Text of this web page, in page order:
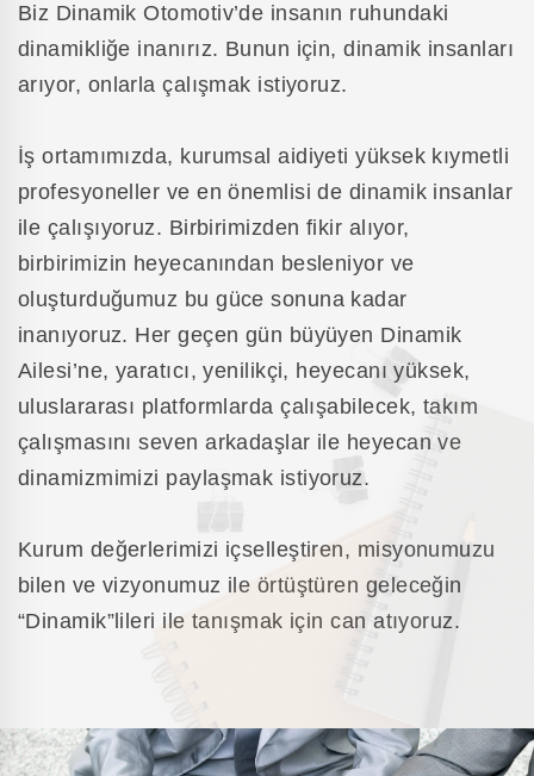
Biz Dinamik Otomotiv’de insanın ruhundaki
dinamikliğe inanırız. Bunun için, dinamik insanları
arıyor, onlarla çalışmak istiyoruz.
İş ortamımızda, kurumsal aidiyeti yüksek kıymetli
profesyoneller ve en önemlisi de dinamik insanlar
ile çalışıyoruz. Birbirimizden fikir alıyor,
birbirimizin heyecanından besleniyor ve
oluşturduğumuz bu güce sonuna kadar
inanıyoruz. Her geçen gün büyüyen Dinamik
Ailesi’ne, yaratıcı, yenilikçi, heyecanı yüksek,
uluslararası platformlarda çalışabilecek, takım
çalışmasını seven arkadaşlar ile heyecan ve
dinamizmimizi paylaşmak istiyoruz.
Kurum değerlerimizi içselleştiren, misyonumuzu
bilen ve vizyonumuz ile örtüştüren geleceğin
“Dinamik”lileri ile tanışmak için can atıyoruz.